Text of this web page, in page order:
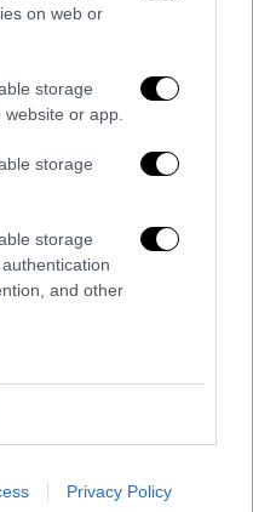
on web or
storage
or app.
storage
storage
and other
Privacy Policy
Λέρο στις αρχές
τον
απομονωνόταν
στην θάλασσα,
αργότερα με την